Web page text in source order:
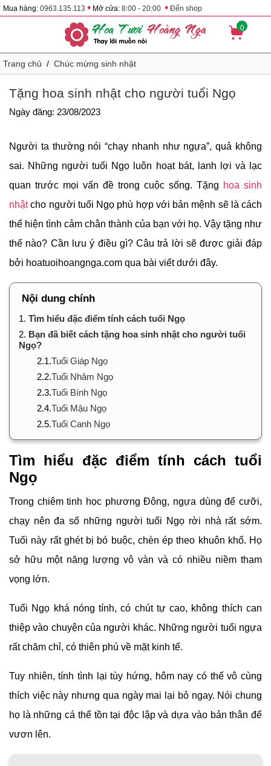
Mua hàng: 0963.135.113 • Mở cửa: 8:00 - 20:00 • Đến shop
0
Trang chủ / Chúc mừng sinh nhật
Tặng hoa sinh nhật cho người tuổi Ngọ
Ngày đăng: 23/08/2023
Người ta thường nói “chạy nhanh như ngựa”, quả không
sai. Những người tuổi Ngọ luôn hoạt bát, lanh lợi và lạc
quan trước mọi vấn đề trong cuộc sống. Tặng hoa sinh
nhậtcho người tuổi Ngọ phù hợp với bản mệnh sẽ là cách
thể hiện tình cảm chân thành của bạn với họ. Vậy tặng như
thế nào? Cần lưu ý điều gì? Câu trả lời sẽ được giải đáp
bởi hoatuoihoangnga.com qua bài viết dưới đây.
Nội dung chính
1. Tìm hiểu đặc điểm tính cách tuổi Ngọ
2. Bạn đã biết cách tặng hoa sinh nhật cho người tuổi
Ngọ?
2.1.Tuổi Giáp Ngọ
2.2.Tuổi Nhâm Ngọ
2.3.Tuổi Bính Ngọ
2.4.Tuổi Mậu Ngọ
2.5.Tuổi Canh Ngọ
Tìm hiểu đặc điểm tính cách tuổi
Ngọ
Trong chiêm tinh học phương Đông, ngựa dùng để cưỡi,
chạy nên đa số những người tuổi Ngọ rời nhà rất sớm.
Tuổi này rất ghét bị bó buộc, chèn ép theo khuôn khổ. Họ
sở hữu một năng lượng vô vàn và có nhiều niềm tham
vọng lớn.
Tuổi Ngọ khá nóng tính, có chút tự cao, không thích can
thiệp vào chuyện của người khác. Những người tuổi ngựa
rất chăm chỉ, có thiên phú về mặt kinh tế.
Tuy nhiên, tính tình lại tùy hứng, hôm nay có thể vô cùng
thích việc này nhưng qua ngày mai lại bỏ ngay. Nói chung
họ là những cá thể tồn tại độc lập và dựa vào bản thân để
vươn lên.